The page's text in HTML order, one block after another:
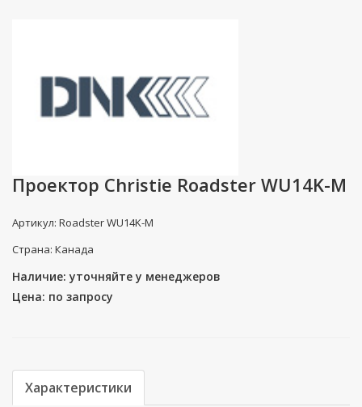
Проектор Christie Roadster WU14K-M
Артикул: Roadster WU14K-M
Страна: Канада
Наличие: уточняйте у менеджеров
Цена: по запросу
Характеристики